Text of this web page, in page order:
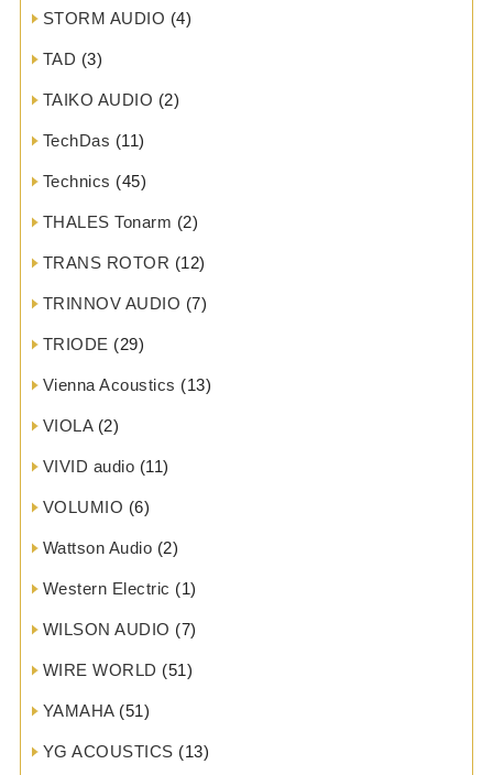
STORM AUDIO (4)
TAD (3)
TAIKO AUDIO (2)
TechDas (11)
Technics (45)
THALES Tonarm (2)
TRANS ROTOR (12)
TRINNOV AUDIO (7)
TRIODE (29)
Vienna Acoustics (13)
VIOLA(2)
VIVID audio (11)
VOLUMIO (6)
Wattson Audio (2)
Western Electric (1)
WILSON AUDIO (7)
WIRE WORLD (51)
YAMAHA(51)
YG ACOUSTICS (13)